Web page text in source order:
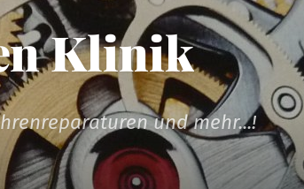
Klinik
und mehr...!